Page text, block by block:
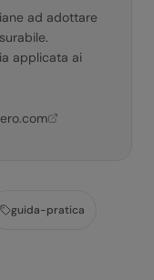
ad adottare
applicata ai
guida-pratica